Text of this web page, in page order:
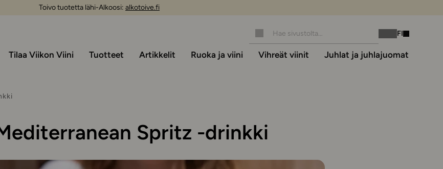
Toivo tuotetta lähi-Alkoosi: alkotoive.fi
Instagram
Facebook
FI
Tilaa Viikon Viini Tuotteet Artikkelit Ruoka ja viini Vihreät viinit Juhlat ja juhlajuomat
Spritz -drinkki